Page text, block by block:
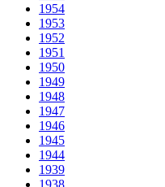
1954
1953
1952
1951
1950
1949
1948
1947
1946
1945
1944
1939